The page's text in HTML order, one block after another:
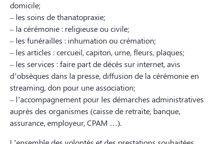
domicile;
– les soins de thanatopraxie;
– la cérémonie : religieuse ou civile;
– les funérailles : inhumation ou crémation;
– les articles : cercueil, capiton, urne, fleurs, plaques;
– les services : faire part de décès sur internet, avis
d’obsèques dans la presse, diffusion de la cérémonie en
streaming, don pour une association;
– l’accompagnement pour les démarches administratives
auprès des organismes (caisse de retraite, banque,
assurance, employeur, CPAM …).